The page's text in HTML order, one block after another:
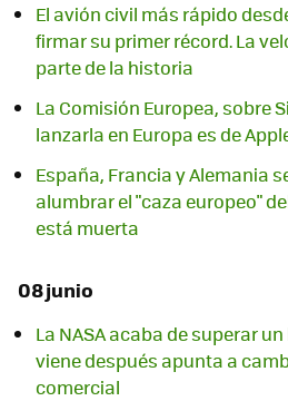
El avión civil más rápido
firmar su primer récord. La
parte de la historia
La Comisión Europea, sobre
lanzarla en Europa es de
España, Francia y Alemania
alumbrar el "caza europeo"
está muerta
08 junio
La NASA acaba de superar
viene después apunta a
comercial